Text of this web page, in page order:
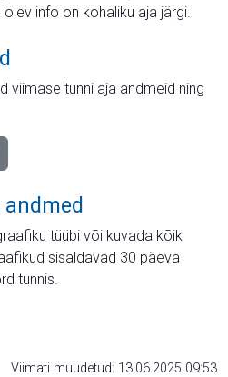
info on kohaliku aja järgi.
viimase tunni aja andmeid ning
andmed
tüübi või kuvada kõik
sisaldavad 30 päeva
tunnis.
Viimati muudetud: 13.06.2025 09:53